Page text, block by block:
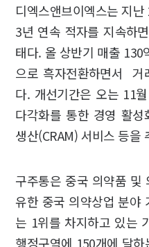
디엑스앤브이엑스는 지
3년 연속 적자를 지속하
태다. 올 상반기 매출 130
으로 흑자전환하면서 거
다. 개선기간은 오는 11
다각화를 통한 경영 활
생산(CRAM) 서비스 등을
구주통은 중국 의약품 및
유한 중국 의약상업 분야
는 1위를 차지하고 있는
행정구역에 150개에 달